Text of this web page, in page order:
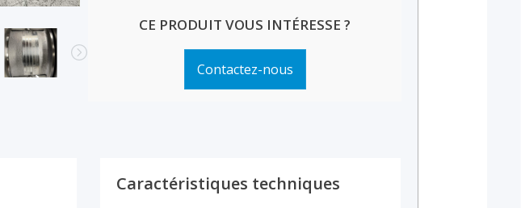
CE PRODUIT VOUS INTÉRESSE ?
Contactez-nous
Caractéristiques techniques